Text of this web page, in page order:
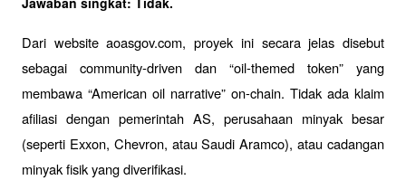
Dari website aoasgov.com, proyek ini secara jelas disebut
sebagai community-driven dan “oil-themed token” yang
membawa “American oil narrative” on-chain. Tidak ada klaim
afiliasi dengan pemerintah AS, perusahaan minyak besar
(seperti Exxon, Chevron, atau Saudi Aramco), atau cadangan
minyak fisik yang diverifikasi.